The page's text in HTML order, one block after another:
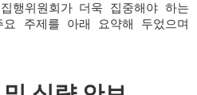
행위원회가 더욱 집중해야 하는
요 주제를 아래 요약해 두었으며